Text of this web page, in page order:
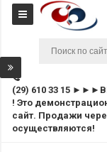
(29) 610 33 15
! Это
сайт. Продажи
осуществляются!